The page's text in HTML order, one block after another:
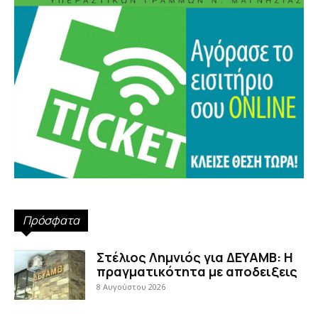
Πρόσφατα
Στέλιος Λημνιός για ΔΕΥΑΜΒ: Η
πραγματικότητα με αποδειξεις
8 Αυγούστου 2026